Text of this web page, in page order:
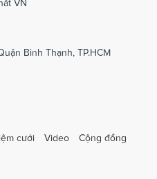
VN
Bình Thạnh, TP.HCM
cưới Video Cộng đồng